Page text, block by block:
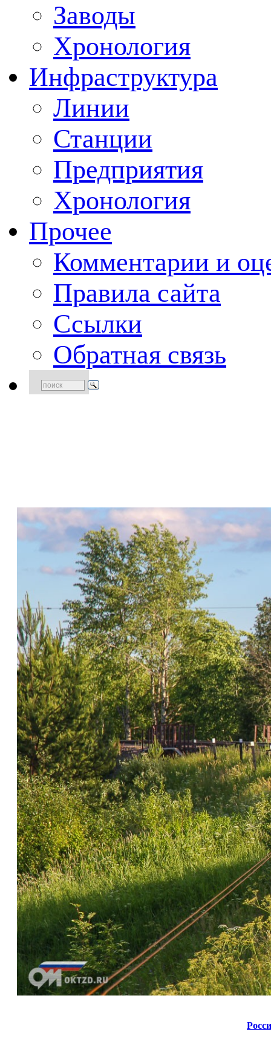
Заводы
Хронология
Инфраструктура
Линии
Станции
Предприятия
Хронология
Прочее
Комментарии и
Правила сайта
Ссылки
Обратная связь